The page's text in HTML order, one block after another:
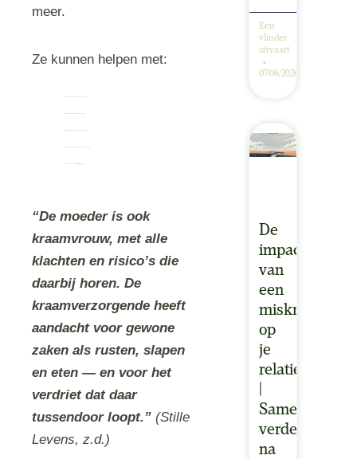
meer.
Ze kunnen helpen met:
“De moeder is ook
kraamvrouw, met alle
klachten en risico’s die
daarbij horen. De
kraamverzorgende heeft
aandacht voor gewone
zaken als rusten, slapen
en eten — en voor het
verdriet dat daar
tussendoor loopt.” (Stille
Levens, z.d.)
Een
vlinder
uitvaart
07/06/2026
De
impact
van
een
miskraam
op
je
relatie
Samen
verder
na